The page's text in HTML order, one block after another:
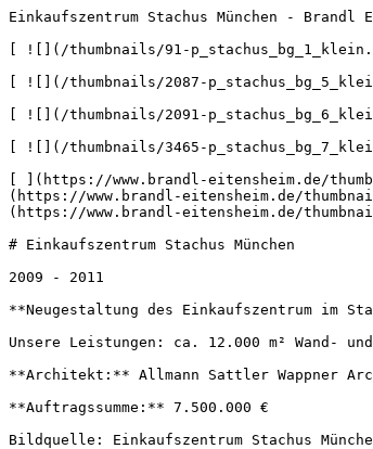
Einkaufszentrum Stachus München -
[ ![](/thumbnails/91-
[ ![](/thumbnails/2087-
[ ![](/thumbnails/2091-
[ ![](/thumbnails/3465-
[ ](https://www.brandl-eitensheim.de/
(https://www.brandl-eitensheim.de/
(https://www.brandl-eitensheim.de/
# Einkaufszentrum Stachus München
2009 - 2011
**Neugestaltung des Einkaufszentrum im
Unsere Leistungen: ca. 12.000 m² Wand-
**Architekt:** Allmann Sattler Wappner
**Auftragssumme:** 7.500.000 €
Bildquelle: Einkaufszentrum Stachus München